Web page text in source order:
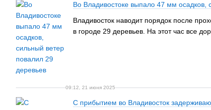
Во Владивостоке выпало 47 мм осадков,
Владивосток наводит порядок после
в городе 29 деревьев. На этот час все
09:12, 21 июня 2025
С прибытием во Владивосток